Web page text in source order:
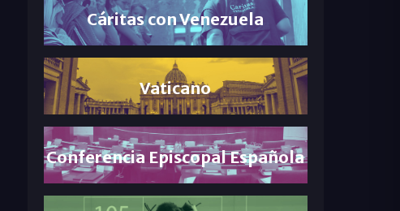
Cáritas con Venezuela
Vaticano
Conferencia Episcopal Española